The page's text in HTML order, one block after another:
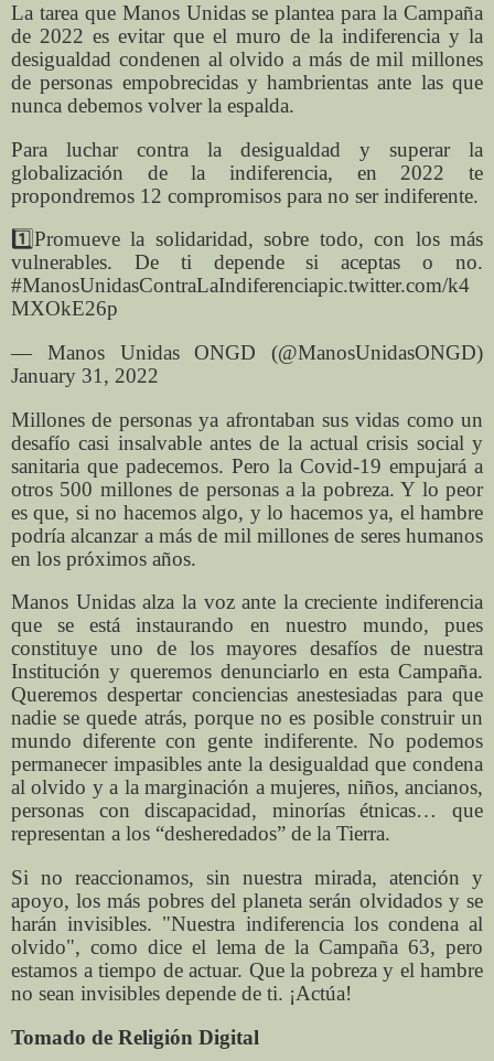
La tarea que Manos Unidas se plantea para la Campaña
de 2022 es evitar que el muro de la indiferencia y la
desigualdad condenen al olvido a más de mil millones
de personas empobrecidas y hambrientas ante las que
nunca debemos volver la espalda.
Para luchar contra la desigualdad y superar la
globalización de la indiferencia, en 2022 te
propondremos 12 compromisos para no ser indiferente.
1️⃣Promueve la solidaridad, sobre todo, con los más
vulnerables. De ti depende si aceptas o no.
#ManosUnidasContraLaIndiferenciapic.twitter.com/k4
MXOkE26p
— Manos Unidas ONGD (@ManosUnidasONGD)
January 31, 2022
Millones de personas ya afrontaban sus vidas como un
desafío casi insalvable antes de la actual crisis social y
sanitaria que padecemos. Pero la Covid-19 empujará a
otros 500 millones de personas a la pobreza. Y lo peor
es que, si no hacemos algo, y lo hacemos ya, el hambre
podría alcanzar a más de mil millones de seres humanos
en los próximos años.
Manos Unidas alza la voz ante la creciente indiferencia
que se está instaurando en nuestro mundo, pues
constituye uno de los mayores desafíos de nuestra
Institución y queremos denunciarlo en esta Campaña.
Queremos despertar conciencias anestesiadas para que
nadie se quede atrás, porque no es posible construir un
mundo diferente con gente indiferente. No podemos
permanecer impasibles ante la desigualdad que condena
al olvido y a la marginación a mujeres, niños, ancianos,
personas con discapacidad, minorías étnicas… que
representan a los “desheredados” de la Tierra.
Si no reaccionamos, sin nuestra mirada, atención y
apoyo, los más pobres del planeta serán olvidados y se
harán invisibles. "Nuestra indiferencia los condena al
olvido", como dice el lema de la Campaña 63, pero
estamos a tiempo de actuar. Que la pobreza y el hambre
no sean invisibles depende de ti. ¡Actúa!
Tomado de Religión Digital